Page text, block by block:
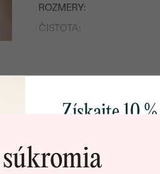
súkromia
ROZMERY:
ČISTOTA:
Postranné drahokamy
KARÁTOVÁ VÁHA
Získajte 10